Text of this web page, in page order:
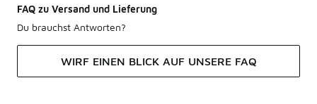
FAQ zu Versand und Lieferung
Du brauchst Antworten?
WIRF EINEN BLICK AUF UNSERE FAQ